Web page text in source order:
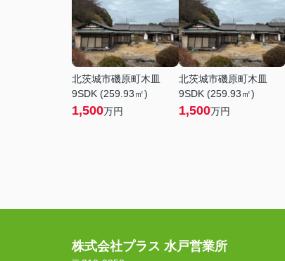
北茨城市磯原町木皿
9SDK (259.93㎡)
1,500万円
北茨城市磯原町木皿
9SDK (259.93㎡)
1,500万円
株式会社プラス 水戸営業所